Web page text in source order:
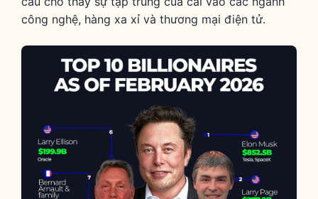
công nghệ, hàng xa xỉ và thương mại điện tử.